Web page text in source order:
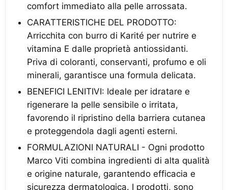
comfort immediato alla pelle arrossata.
CARATTERISTICHE DEL PRODOTTO:
Arricchita con burro di Karité per nutrire e
vitamina E dalle proprietà antiossidanti.
Priva di coloranti, conservanti, profumo e oli
minerali, garantisce una formula delicata.
BENEFICI LENITIVI: Ideale per idratare e
rigenerare la pelle sensibile o irritata,
favorendo il ripristino della barriera cutanea
e proteggendola dagli agenti esterni. ​​
FORMULAZIONI NATURALI - Ogni prodotto
Marco Viti combina ingredienti di alta qualità
e origine naturale, garantendo efficacia e
sicurezza dermatologica. I prodotti, sono